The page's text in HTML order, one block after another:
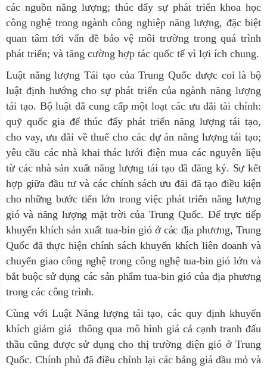
các nguồn năng lượng; thúc đẩy sự phát triển khoa học
công nghệ trong ngành công nghiệp năng lượng, đặc biệt
quan tâm tới vấn đề bảo vệ môi trường trong quá trình
phát triển; và tăng cường hợp tác quốc tế vì lợi ích chung.
Luật năng lượng Tái tạo của Trung Quốc được coi là bộ
luật định hướng cho sự phát triển của ngành năng lượng
tái tạo. Bộ luật đã cung cấp một loạt các ưu đãi tài chính:
quỹ quốc gia để thúc đẩy phát triển năng lượng tái tạo,
cho vay, ưu đãi về thuế cho các dự án năng lượng tái tạo;
yêu cầu các nhà khai thác lưới điện mua các nguyên liệu
từ các nhà sản xuất năng lượng tái tạo đã đăng ký. Sự kết
hợp giữa đầu tư và các chính sách ưu đãi đã tạo điều kiện
cho những bước tiến lớn trong việc phát triển năng lượng
gió và năng lượng mặt trời của Trung Quốc. Để trực tiếp
khuyến khích sản xuất tua-bin gió ở các địa phương, Trung
Quốc đã thực hiện chính sách khuyến khích liên doanh và
chuyển giao công nghệ trong công nghệ tua-bin gió lớn và
bắt buộc sử dụng các sản phẩm tua-bin gió của địa phương
trong các công trình.
Cùng với Luật Năng lượng tái tạo, các quy định khuyến
khích giảm giá thông qua mô hình giá cả cạnh tranh đấu
thầu cũng được sử dụng cho thị trường điện gió ở Trung
Quốc. Chính phủ đã điều chỉnh lại các bảng giá dầu mỏ và